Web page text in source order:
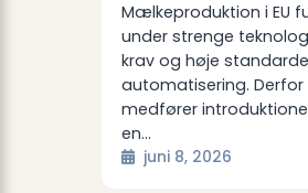
Mælkeproduktion i EU
under strenge
krav og høje
automatisering. Derfor
medfører
en…
juni 8, 2026